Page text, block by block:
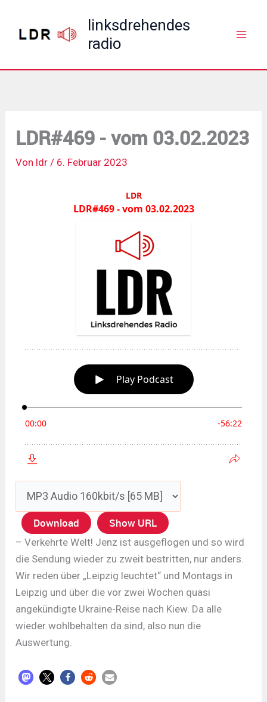
springen
linksdrehendes
radio
LDR#469 - vom 03.02.2023
Von ldr / 6. Februar 2023
Download Show URL
– Verkehrte Welt! Jenz ist ausgeflogen und so wird
die Sendung wieder zu zweit bestritten, nur anders.
Wir reden über „Leipzig leuchtet“ und Montags in
Leipzig und über die vor zwei Wochen quasi
angekündigte Ukraine-Reise nach Kiew. Da alle
wieder wohlbehalten da sind, also nun die
Auswertung.